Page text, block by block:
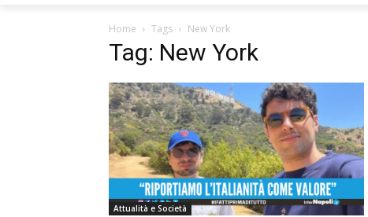
Home Tags New York
Tag: New York
Attualità e Società